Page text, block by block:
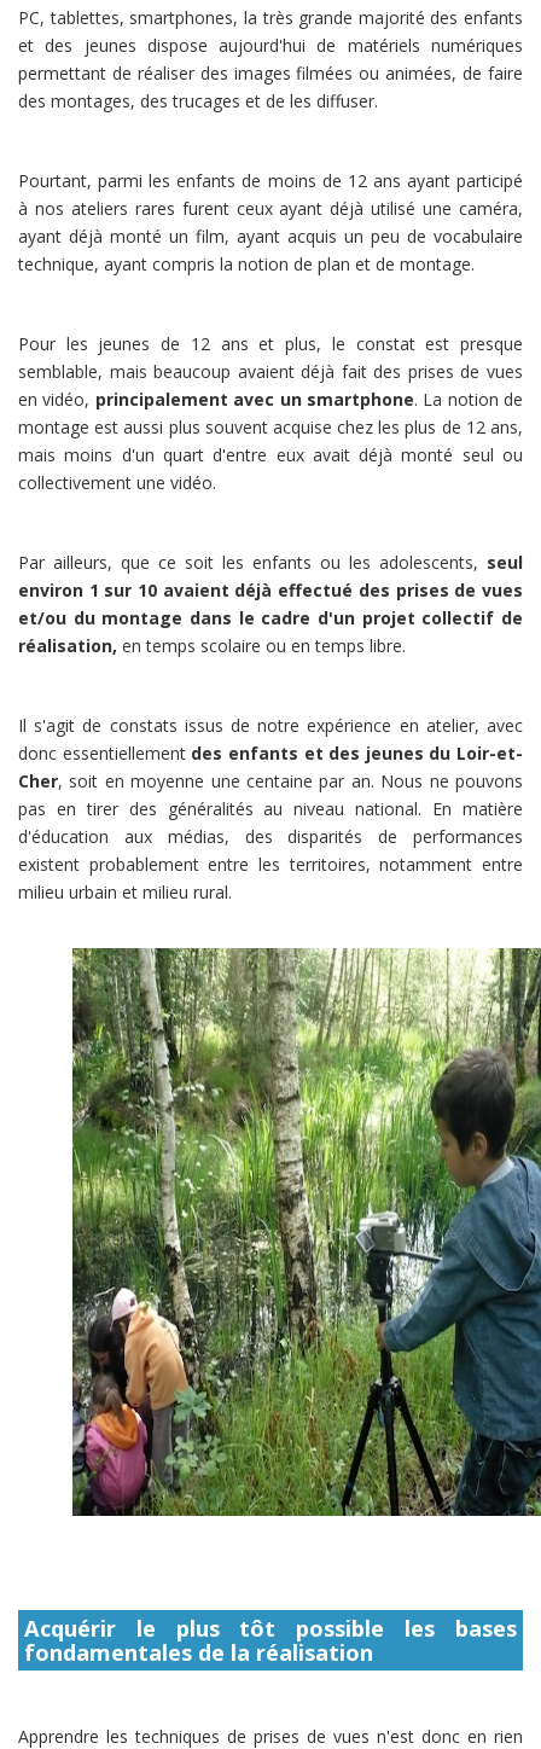
PC, tablettes, smartphones, la très grande majorité des enfants
et des jeunes dispose aujourd'hui de matériels numériques
permettant de réaliser des images filmées ou animées, de faire
des montages, des trucages et de les diffuser.
Pourtant, parmi les enfants de moins de 12 ans ayant participé
à nos ateliers rares furent ceux ayant déjà utilisé une caméra,
ayant déjà monté un film, ayant acquis un peu de vocabulaire
technique, ayant compris la notion de plan et de montage.
Pour les jeunes de 12 ans et plus, le constat est presque
semblable, mais beaucoup avaient déjà fait des prises de vues
en vidéo, principalement avec un smartphone. La notion de
montage est aussi plus souvent acquise chez les plus de 12 ans,
mais moins d'un quart d'entre eux avait déjà monté seul ou
collectivement une vidéo.
Par ailleurs, que ce soit les enfants ou les adolescents, seul
environ 1 sur 10 avaient déjà effectué des prises de vues
et/ou du montage dans le cadre d'un projet collectif de
réalisation, en temps scolaire ou en temps libre.
Il s'agit de constats issus de notre expérience en atelier, avec
donc essentiellement des enfants et des jeunes du Loir-et-
Cher, soit en moyenne une centaine par an. Nous ne pouvons
pas en tirer des généralités au niveau national. En matière
d'éducation aux médias, des disparités de performances
existent probablement entre les territoires, notamment entre
milieu urbain et milieu rural.
Acquérir le plus tôt possible les bases
fondamentales de la réalisation
Apprendre les techniques de prises de vues n'est donc en rien